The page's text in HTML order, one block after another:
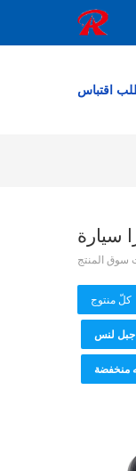
اقتباس
سيارة
سوق المنتج
كلّ منتوج
منخفضة